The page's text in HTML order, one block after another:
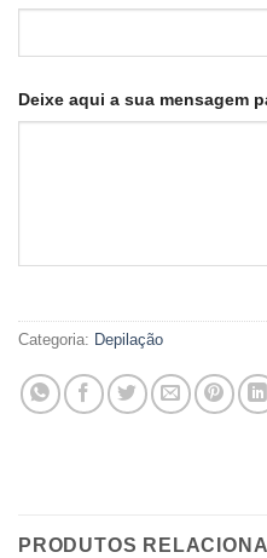
Deixe aqui a sua mensagem
Categoria: Depilação
PRODUTOS